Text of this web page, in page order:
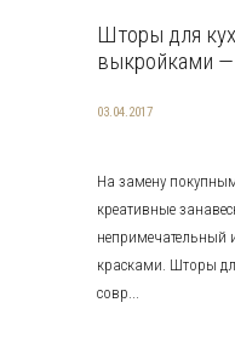
Шторы для
выкройками
03.04.2017
На замену
креативные
непримечательный
красками. Шторы
совр...